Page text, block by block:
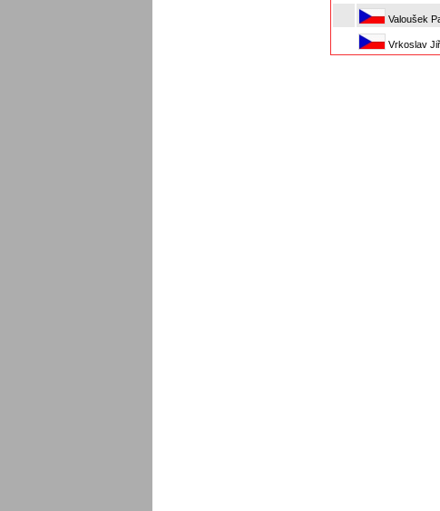
Valoušek
Vrkoslav